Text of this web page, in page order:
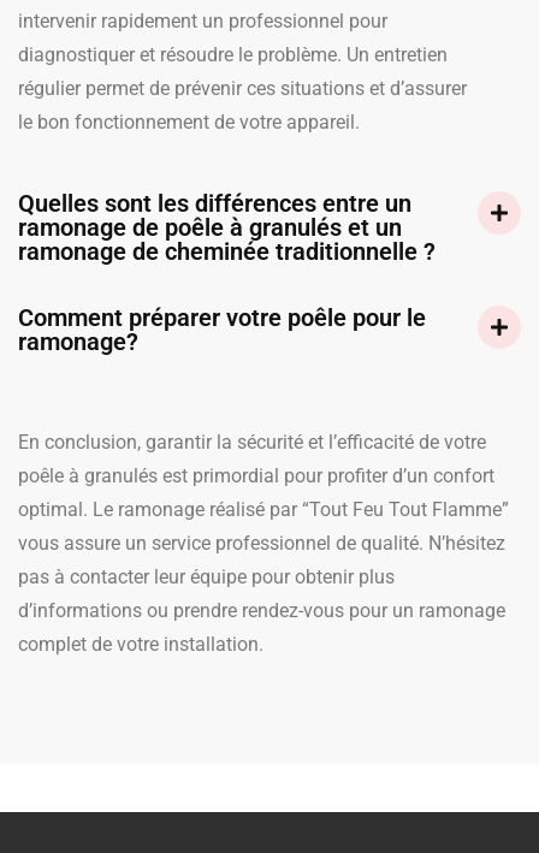
intervenir rapidement un professionnel pour
diagnostiquer et résoudre le problème. Un entretien
régulier permet de prévenir ces situations et d’assurer
le bon fonctionnement de votre appareil.
Quelles sont les différences entre un
ramonage de poêle à granulés et un
ramonage de cheminée traditionnelle ?
Comment préparer votre poêle pour le
ramonage?
En conclusion, garantir la sécurité et l’efficacité de votre
poêle à granulés est primordial pour profiter d’un confort
optimal. Le ramonage réalisé par “Tout Feu Tout Flamme”
vous assure un service professionnel de qualité. N’hésitez
pas à contacter leur équipe pour obtenir plus
d’informations ou prendre rendez-vous pour un ramonage
complet de votre installation.